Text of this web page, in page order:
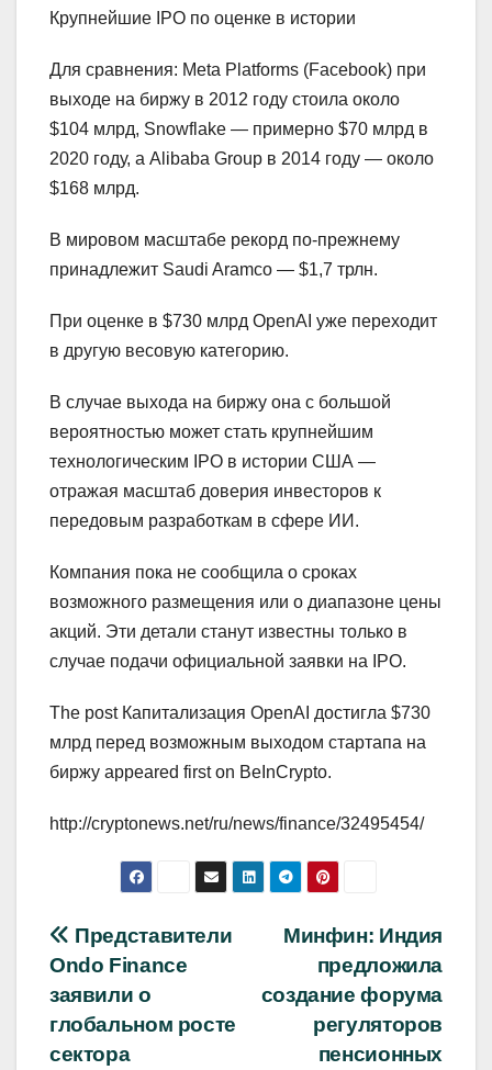
Крупнейшие IPO по оценке в истории
Для сравнения: Meta Platforms (Facebook) при
выходе на биржу в 2012 году стоила около
$104 млрд, Snowflake — примерно $70 млрд в
2020 году, а Alibaba Group в 2014 году — около
$168 млрд.
В мировом масштабе рекорд по-прежнему
принадлежит Saudi Aramco — $1,7 трлн.
При оценке в $730 млрд OpenAI уже переходит
в другую весовую категорию.
В случае выхода на биржу она с большой
вероятностью может стать крупнейшим
технологическим IPO в истории США —
отражая масштаб доверия инвесторов к
передовым разработкам в сфере ИИ.
Компания пока не сообщила о сроках
возможного размещения или о диапазоне цены
акций. Эти детали станут известны только в
случае подачи официальной заявки на IPO.
The post Капитализация OpenAI достигла $730
млрд перед возможным выходом стартапа на
биржу appeared first on BeInCrypto.
http://cryptonews.net/ru/news/finance/32495454/
Навигация
по
записям
Минфин: Индия
предложила
создание форума
регуляторов
пенсионных
Представители
Ondo Finance
заявили о
глобальном росте
сектора